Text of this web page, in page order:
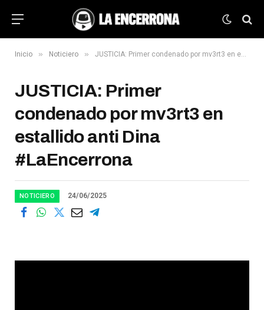
Inicio » Noticiero » JUSTICIA: Primer condenado por mv3rt3 en estallido anti Dina #LaEncerrona
JUSTICIA: Primer
condenado por mv3rt3 en
estallido anti Dina
#LaEncerrona
NOTICIERO 24/06/2025